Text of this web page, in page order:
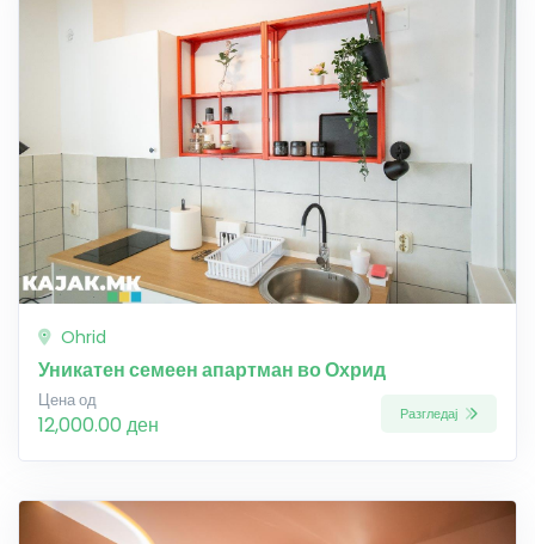
Ohrid
Уникатен семеен апартман во Охрид
Цена од
12,000.00 ден Разгледај